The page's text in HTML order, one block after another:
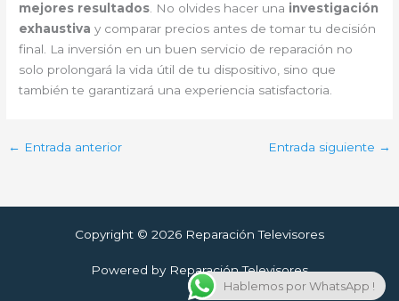
mejores resultados. No olvides hacer una investigación
exhaustiva y comparar precios antes de tomar tu decisión
final. La inversión en un buen servicio de reparación no
solo prolongará la vida útil de tu dispositivo, sino que
también te garantizará una experiencia satisfactoria.
← Entrada anterior Entrada siguiente →
Copyright © 2026 Reparación Televisores
Powered by Reparación Televisores
Hablemos por WhatsApp !